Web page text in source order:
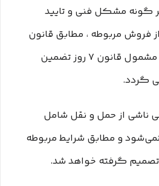
گونه مشکل فنی و تایید
فروش مربوطه ، مطابق قانون
تجارت الکترونیک ، کالا مشمول قانون ۷ روز تضمین
گردد.
ناشی از حمل و نقل شامل
و مطابق شرایط مربوطه
گرفته خواهد شد.